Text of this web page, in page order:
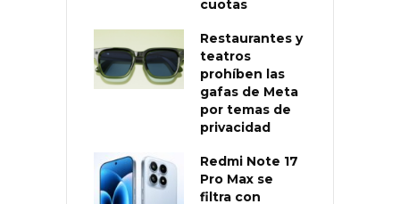
cuotas
Restaurantes y
teatros
prohíben las
gafas de Meta
por temas de
privacidad
Redmi Note 17
Pro Max se
filtra con